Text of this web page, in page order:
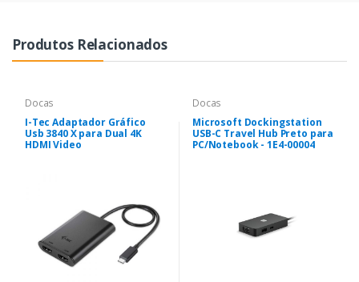
Produtos Relacionados
Docas
I-Tec Adaptador Gráfico
Usb 3840 X para Dual 4K
HDMI Video
Docas
Microsoft Dockingstation
USB-C Travel Hub Preto para
PC/Notebook - 1E4-00004